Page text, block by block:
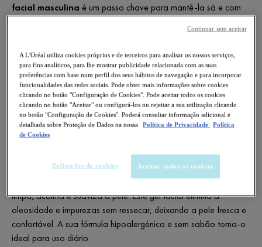
facial masculina é um passo chave para mantê-la sã e com
facial, mas na verdade a pele masculina tem características
próprias que necessitam atenção especial. Este artigo explica a
importância dalimpeza da pele masculina, como adaptá-la
ao teu tipo de pele e como desenvolver uma rotina completa
para que a tua pele se mantenha limpa, hidratada e
revitalizada. Se queres uma pele mais saudável e radiante,
continua a ler este artigo e descobre como alimpeza da pele
masculina
Para complementar a tua rotina, podes experimentar os
produtos dos Laboratórios Vichy, como oVICHY HOMME
Mineral Sensi-Balm CA – Bálsamo Aftershave Tônico, que
limpa, acalma e suaviza a pele. Este gel facial elimina a
oleosidade e impurezas sem ressecar, deixando a pele fresca e
confortável. A sua fórmula hipoalergénica e sem sabão torna-o
ideal para uso diário.
A L'Oréal utiliza cookies próprios e de terceiros para analisar os nossos serviços,
para fins analíticos, para lhe mostrar publicidade relacionada com as suas
preferências com base num perfil dos seus hábitos de navegação e para incorporar
funcionalidades das redes sociais. Pode obter mais informações sobre cookies
clicando no botão "Configuração de Cookies". Pode aceitar todos os cookies
clicando no botão "Aceitar" ou configurá-los ou rejeitar a sua utilização clicando
no botão "Configuração de Cookies". Poderá consultar informação adicional e
detalhada sobre Proteção de Dados na nossa
Política de Privacidade
Política
de Cookies
Definições de cookies Aceitar todos os cookies
Continuar sem aceitar